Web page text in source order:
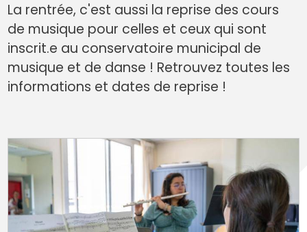
La rentrée, c'est aussi la reprise des cours
de musique pour celles et ceux qui sont
inscrit.e au conservatoire municipal de
musique et de danse ! Retrouvez toutes les
informations et dates de reprise !